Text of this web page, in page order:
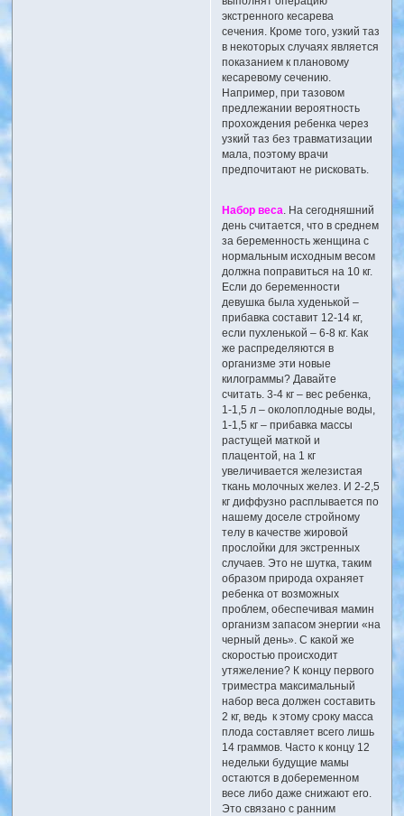
экстренного кесарева
сечения. Кроме того, узкий таз
в некоторых случаях является
показанием к плановому
кесаревому сечению.
Например, при тазовом
предлежании вероятность
прохождения ребенка через
узкий таз без травматизации
мала, поэтому врачи
предпочитают не рисковать.
Набор веса. На сегодняшний
день считается, что в среднем
за беременность женщина с
нормальным исходным весом
должна поправиться на 10 кг.
Если до беременности
девушка была худенькой –
прибавка составит 12-14 кг,
если пухленькой – 6-8 кг. Как
же распределяются в
организме эти новые
килограммы? Давайте
считать. 3-4 кг – вес ребенка,
1-1,5 л – околоплодные воды,
1-1,5 кг – прибавка массы
растущей маткой и
плацентой, на 1 кг
увеличивается железистая
ткань молочных желез. И 2-2,5
кг диффузно расплывается по
нашему доселе стройному
телу в качестве жировой
прослойки для экстренных
случаев. Это не шутка, таким
образом природа охраняет
ребенка от возможных
проблем, обеспечивая мамин
организм запасом энергии «на
черный день». С какой же
скоростью происходит
утяжеление? К концу первого
триместра максимальный
набор веса должен составить
2 кг, ведь к этому сроку масса
плода составляет всего лишь
14 граммов. Часто к концу 12
недельки будущие мамы
остаются в добеременном
весе либо даже снижают его.
Это связано с ранним